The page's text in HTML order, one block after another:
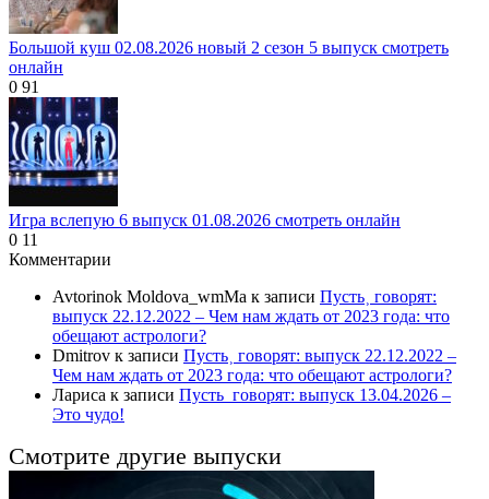
Большой куш 02.08.2026 новый 2 сезон 5 выпуск смотреть
онлайн
0 91
Игра вслепую 6 выпуск 01.08.2026 смотреть онлайн
0 11
Комментарии
Avtorinok Moldova_wmMa к записи Пусть˲ говорят:
выпуск 22.12.2022 – Чем нам ждать от 2023 года: что
обещают астрологи?
Dmitrov к записи Пусть˲ говорят: выпуск 22.12.2022 –
Чем нам ждать от 2023 года: что обещают астрологи?
Лариса к записи Пусть_говорят: выпуск 13.04.2026 –
Это чудо!
Смотрите другие выпуски